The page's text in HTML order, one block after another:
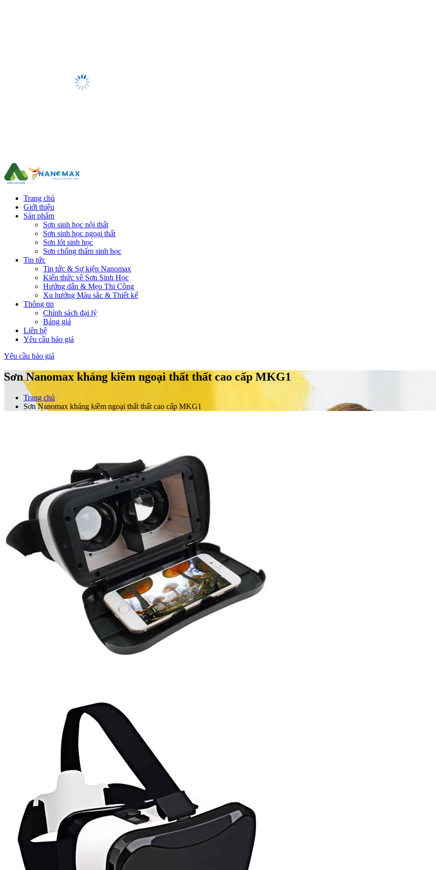
Trang chủ
Giới thiệu
Sản phẩm
Sơn sinh học nội thất
Sơn sinh học ngoại thất
Sơn lót sinh học
Sơn chống thấm sinh học
Tin tức
Tin tức & Sự kiện Nanomax
Kiến thức về Sơn Sinh Học
Hướng dẫn & Mẹo Thi Công
Xu hướng Màu sắc & Thiết kế
Thông tin
Chính sách đại lý
Bảng giá
Liên hệ
Yêu cầu báo giá
Yêu cầu báo giá
Sơn Nanomax kháng kiềm ngoại thất thất cao cấp MKG1
Trang chủ
Sơn Nanomax kháng kiềm ngoại thất thất cao cấp MKG1